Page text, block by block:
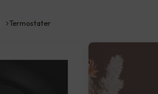
Termostater